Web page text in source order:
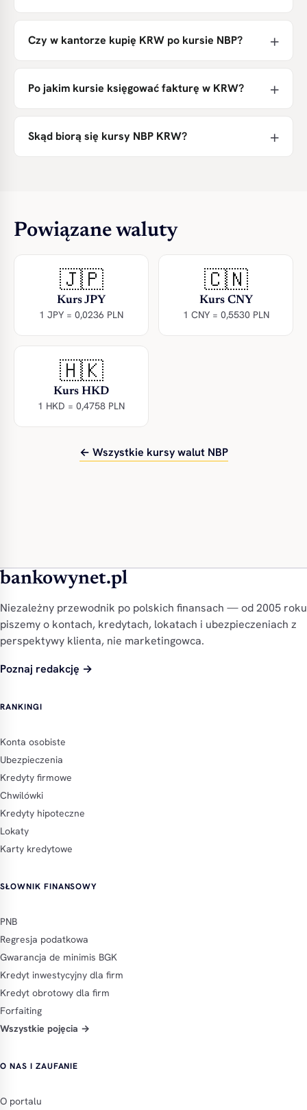
Czy w kantorze kupię KRW po kursie NBP?
Po jakim kursie księgować fakturę w KRW?
Skąd biorą się kursy NBP KRW?
Powiązane waluty
🇯🇵
Kurs JPY
1 JPY = 0,0236 PLN
🇨🇳
Kurs CNY
1 CNY = 0,5530 PLN
🇭🇰
Kurs HKD
1 HKD = 0,4758 PLN
← Wszystkie kursy walut NBP
bankowynet.pl
Niezależny przewodnik po polskich finansach — od 2005 roku
piszemy o kontach, kredytach, lokatach i ubezpieczeniach z
perspektywy klienta, nie marketingowca.
Poznaj redakcję →
RANKINGI
Konta osobiste
Ubezpieczenia
Kredyty firmowe
Chwilówki
Kredyty hipoteczne
Lokaty
Karty kredytowe
SŁOWNIK FINANSOWY
PNB
Regresja podatkowa
Gwarancja de minimis BGK
Kredyt inwestycyjny dla firm
Kredyt obrotowy dla firm
Forfaiting
Wszystkie pojęcia →
O NAS I ZAUFANIE
O portalu